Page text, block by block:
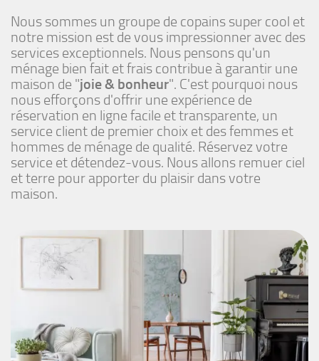
Nous sommes un groupe de copains super cool et
notre mission est de vous impressionner avec des
services exceptionnels. Nous pensons qu'un
ménage bien fait et frais contribue à garantir une
maison de "joie & bonheur". C'est pourquoi nous
nous efforçons d'offrir une expérience de
réservation en ligne facile et transparente, un
service client de premier choix et des femmes et
hommes de ménage de qualité. Réservez votre
service et détendez-vous. Nous allons remuer ciel
et terre pour apporter du plaisir dans votre
maison.